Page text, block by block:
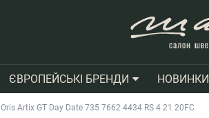
ЄВРОПЕЙСЬКІ БРЕНДИ НОВИНКИ
Oris Artix GT Day Date 735 7662 4434 RS 4 21 20FC